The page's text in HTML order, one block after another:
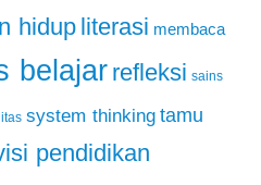
hidup literasi membaca
belajar refleksi sains
system thinking tamu
pendidikan